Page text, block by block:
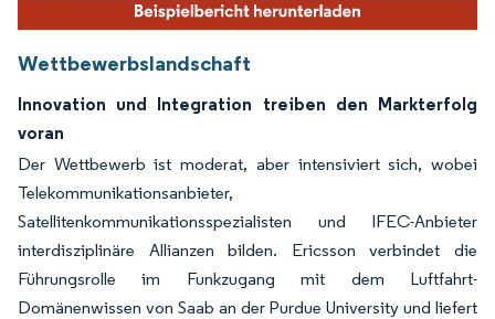
Wettbewerbslandschaft
Innovation und Integration treiben den Markterfolg
voran
Der Wettbewerb ist moderat, aber intensiviert sich, wobei
Telekommunikationsanbieter,
Satellitenkommunikationsspezialisten und IFEC-Anbieter
interdisziplinäre Allianzen bilden. Ericsson verbindet die
Führungsrolle im Funkzugang mit dem Luftfahrt-
Domänenwissen von Saab an der Purdue University und liefert